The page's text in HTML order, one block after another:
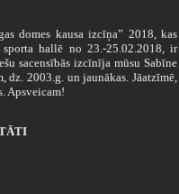
domes kausa izcīņa” 2018, kas
sporta hallē no 23.-25.02.2018, ir
sacensībās izcīnīja mūsu Sabīne
dz. 2003.g. un jaunākas. Jāatzīmē,
Apsveicam!